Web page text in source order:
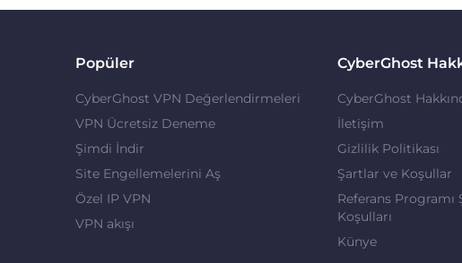
Popüler
CyberGhost VPN Değerlendirmeleri
VPN Ücretsiz Deneme
Şimdi İndir
Site Engellemelerini Aş
Özel IP VPN
VPN akışı
CyberGhost
CyberGhost
İletişim
Gizlilik Politikası
Şartlar ve Koşullar
Referans Programı
Koşulları
Künye